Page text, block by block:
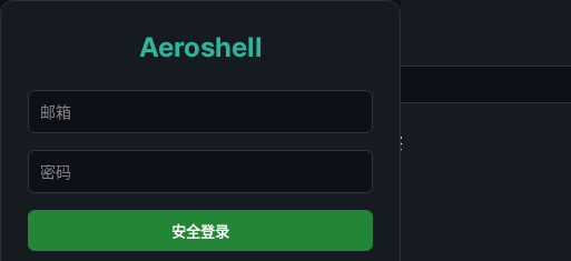
Aeroshell
安全登录
AeroShell
概览
订阅状态